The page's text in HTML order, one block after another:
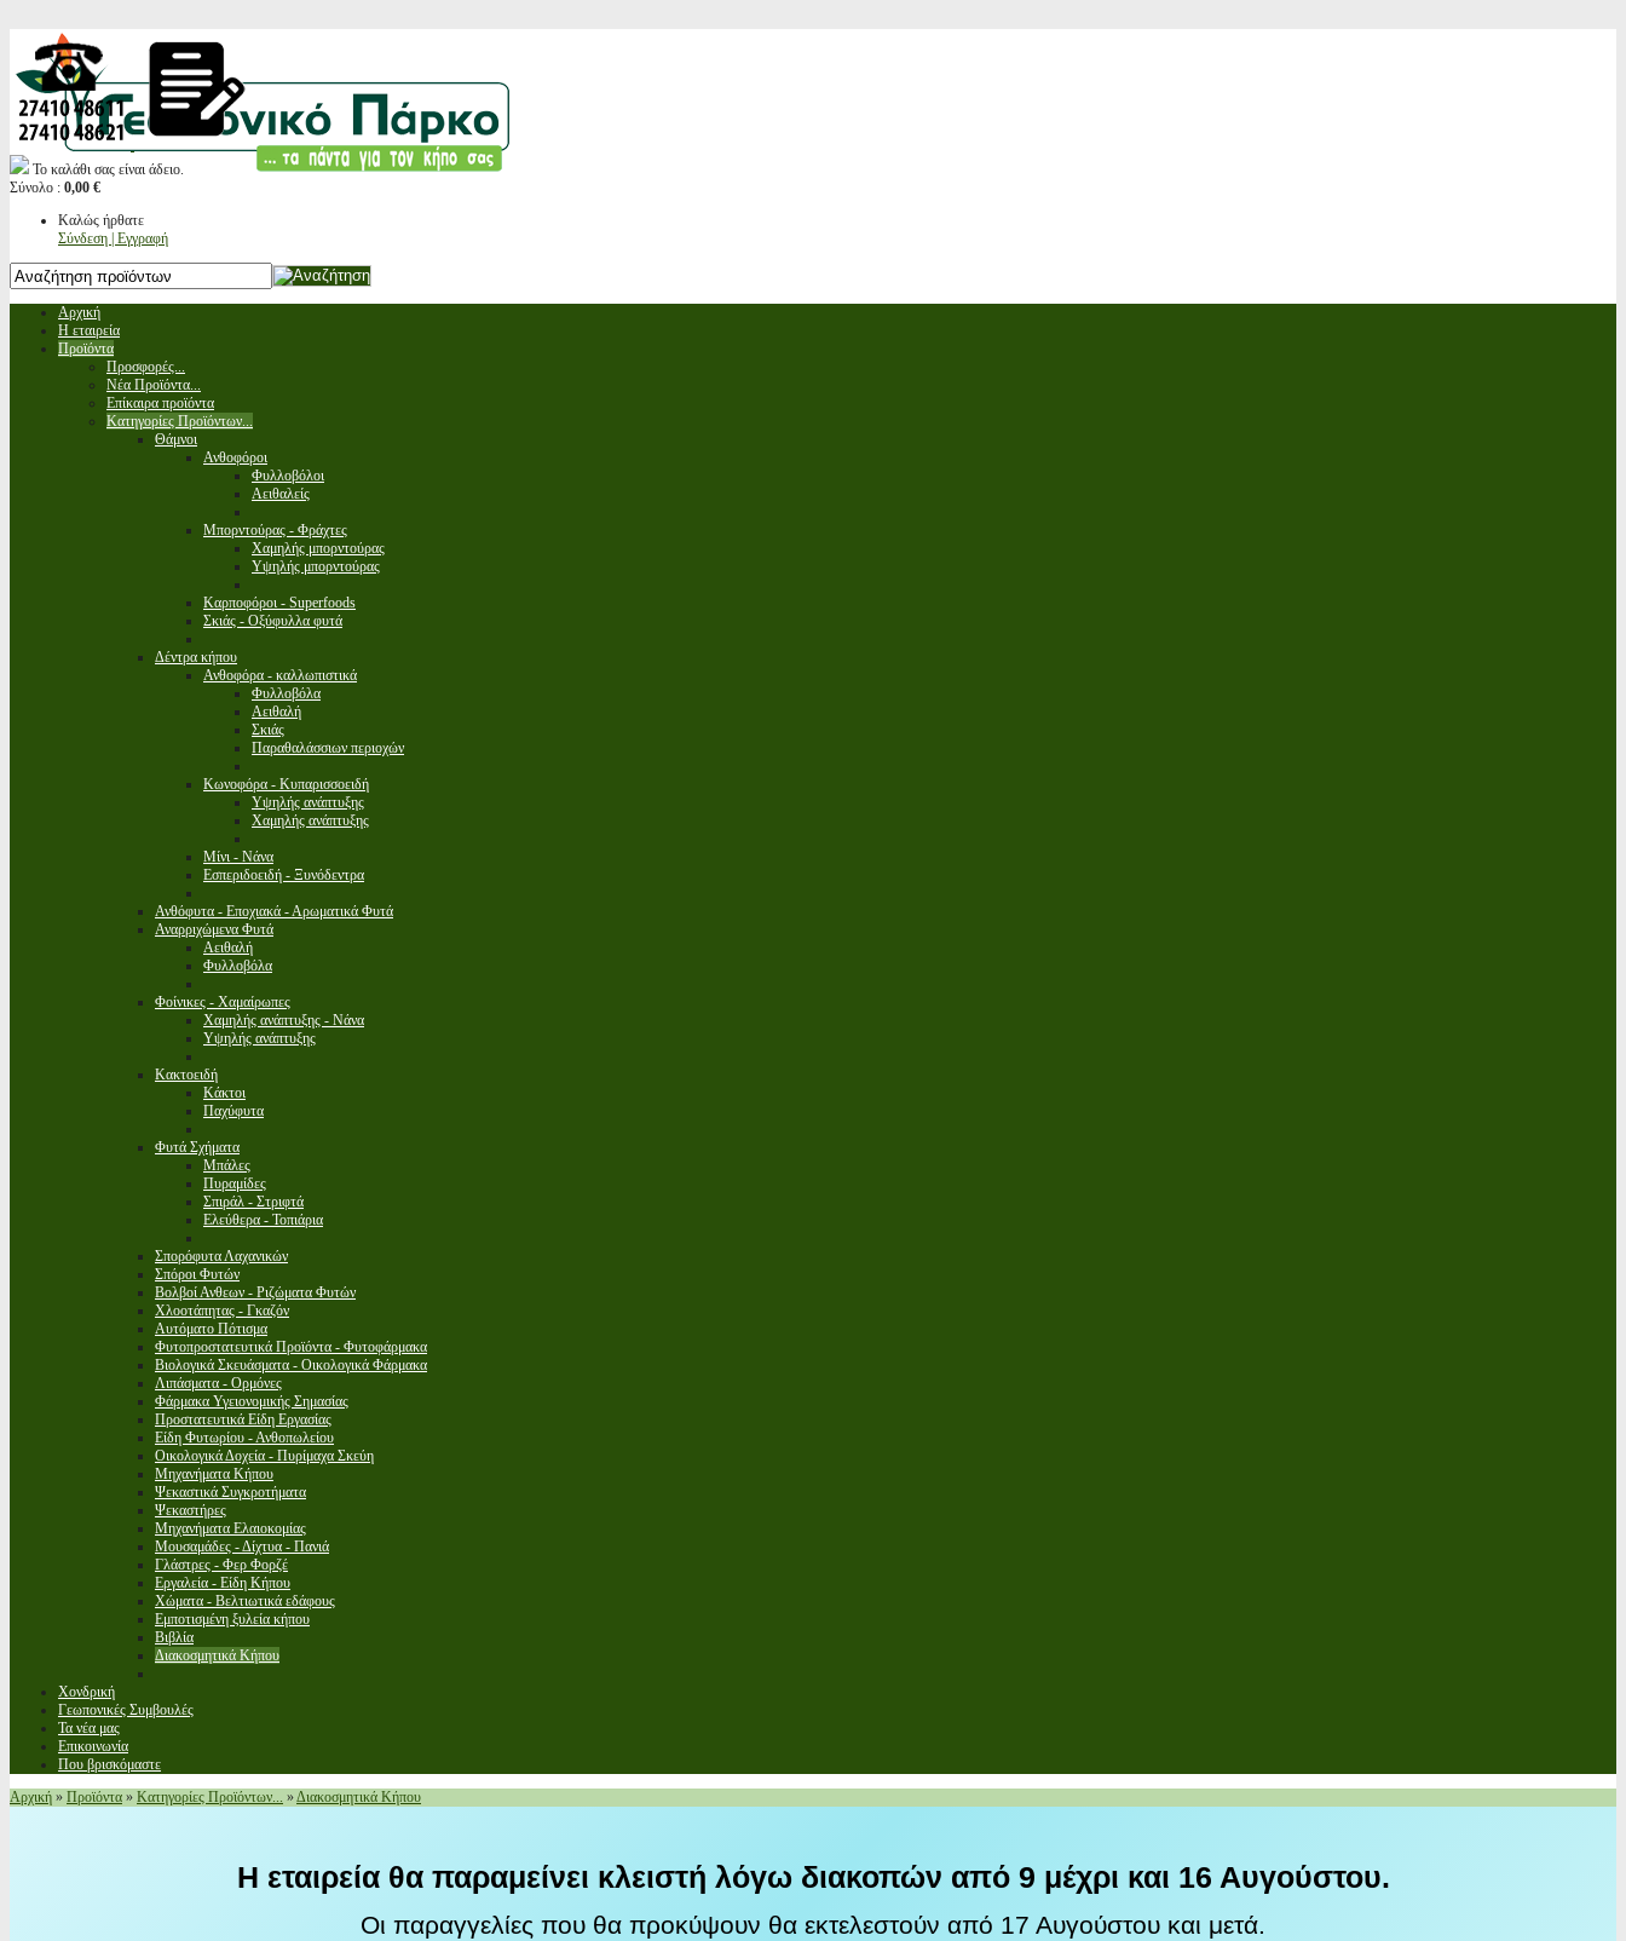
Το καλάθι σας είναι άδειο.
Σύνολο : 0,00 €
Καλώς ήρθατε
Σύνδεση | Εγγραφή
Αρχική
Η εταιρεία
Προϊόντα
Προσφορές...
Νέα Προϊόντα...
Επίκαιρα προϊόντα
Κατηγορίες Προϊόντων...
Θάμνοι
Ανθοφόροι
Φυλλοβόλοι
Αειθαλείς
Μπορντούρας - Φράχτες
Χαμηλής μπορντούρας
Υψηλής μπορντούρας
Καρποφόροι - Superfoods
Σκιάς - Οξύφυλλα φυτά
Δέντρα κήπου
Ανθοφόρα - καλλωπιστικά
Φυλλοβόλα
Αειθαλή
Σκιάς
Παραθαλάσσιων περιοχών
Κωνοφόρα - Κυπαρισσοειδή
Υψηλής ανάπτυξης
Χαμηλής ανάπτυξης
Μίνι - Νάνα
Εσπεριδοειδή - Ξυνόδεντρα
Ανθόφυτα - Εποχιακά - Αρωματικά Φυτά
Αναρριχώμενα Φυτά
Αειθαλή
Φυλλοβόλα
Φοίνικες - Χαμαίρωπες
Χαμηλής ανάπτυξης - Νάνα
Υψηλής ανάπτυξης
Κακτοειδή
Κάκτοι
Παχύφυτα
Φυτά Σχήματα
Μπάλες
Πυραμίδες
Σπιράλ - Στριφτά
Ελεύθερα - Τοπιάρια
Σπορόφυτα Λαχανικών
Σπόροι Φυτών
Βολβοί Ανθεων - Ριζώματα Φυτών
Χλοοτάπητας - Γκαζόν
Αυτόματο Πότισμα
Φυτοπροστατευτικά Προϊόντα - Φυτοφάρμακα
Βιολογικά Σκευάσματα - Οικολογικά Φάρμακα
Λιπάσματα - Ορμόνες
Φάρμακα Υγειονομικής Σημασίας
Προστατευτικά Είδη Εργασίας
Είδη Φυτωρίου - Ανθοπωλείου
Οικολογικά Δοχεία - Πυρίμαχα Σκεύη
Μηχανήματα Κήπου
Ψεκαστικά Συγκροτήματα
Ψεκαστήρες
Μηχανήματα Ελαιοκομίας
Μουσαμάδες - Δίχτυα - Πανιά
Γλάστρες - Φερ Φορζέ
Εργαλεία - Είδη Κήπου
Χώματα - Βελτιωτικά εδάφους
Εμποτισμένη ξυλεία κήπου
Βιβλία
Διακοσμητικά Κήπου
Χονδρική
Γεωπονικές Συμβουλές
Τα νέα μας
Επικοινωνία
Που βρισκόμαστε
Αρχική » Προϊόντα » Κατηγορίες Προϊόντων... »Διακοσμητικά Κήπου
Η εταιρεία θα παραμείνει κλειστή λόγω διακοπών από 9 μέχρι και 16 Αυγούστου.
Οι παραγγελίες που θα προκύψουν θα εκτελεστούν από 17 Αυγούστου και μετά.